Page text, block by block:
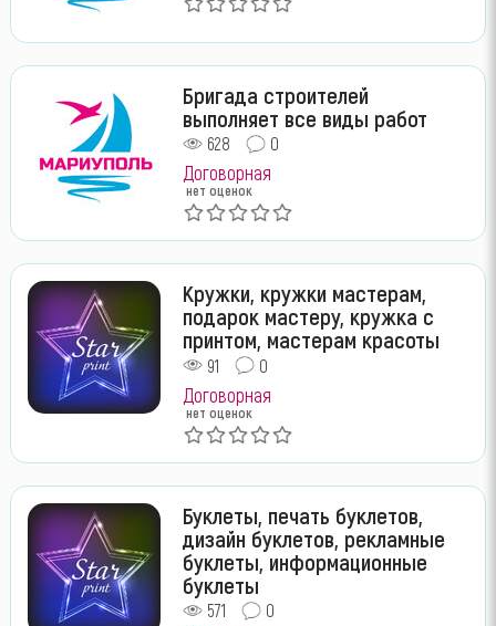
Бригада строителей
выполняет все виды работ
628 0
Договорная
нет оценок
Кружки, кружки мастерам,
подарок мастеру, кружка с
принтом, мастерам красоты
91 0
Договорная
нет оценок
Буклеты, печать буклетов,
дизайн буклетов, рекламные
буклеты, информационные
буклеты
571 0